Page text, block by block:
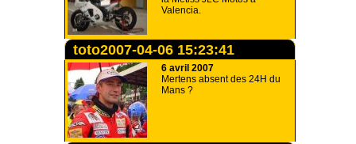
Valencia.
toto2007-04-06 15:23:41
6 avril 2007
Mertens absent des 24H du
Mans ?